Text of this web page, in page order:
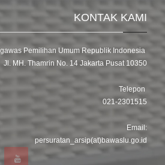
KONTAK KAMI
Pemilihan Umum Republik Indonesia
Jl. MH. Thamrin No. 14 Jakarta Pusat 10350
Telepon
021-2301515
Email:
persuratan_arsip(at)bawaslu.go.id